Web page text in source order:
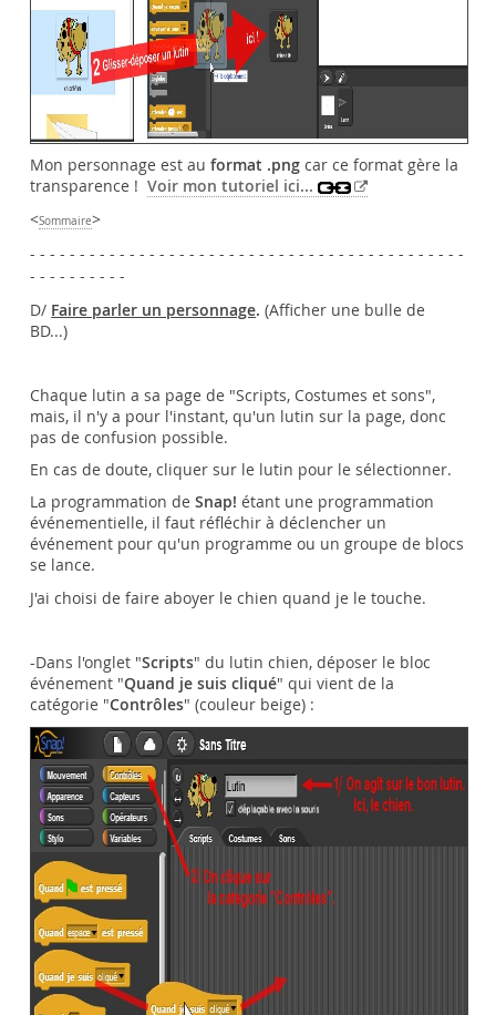
Mon personnage est auformat .png car ce format gère la
transparence !Voir mon tutoriel ici...
<Sommaire>
- - - - - - - - - - - - - - - - - - - - - - - - - - - - - - - - - - - - - - - - - - - -
- - - - - - - - - -
D/ Faire parler un personnage. (Afficher une bulle de
BD...)
Chaque lutin a sa page de "Scripts, Costumes et sons",
mais, il n'y a pour l'instant, qu'un lutin sur la page, donc
pas de confusion possible.
En cas de doute, cliquer sur le lutin pour le sélectionner.
La programmation deSnap! étant une programmation
événementielle, il faut réfléchir à déclencher un
événement pour qu'un programme ou un groupe de blocs
se lance.
J'ai choisi de faire aboyer le chien quand je le touche.
-Dans l'onglet "Scripts" du lutin chien, déposer le bloc
événement "Quand je suis cliqué" qui vient de la
catégorie "Contrôles" (couleur beige) :